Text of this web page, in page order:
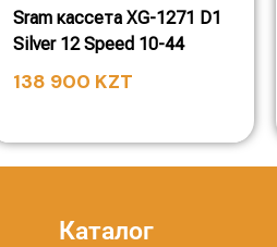
Sram кассета XG-1271 D1
Silver 12 Speed 10-44
138 900 KZT
Каталог